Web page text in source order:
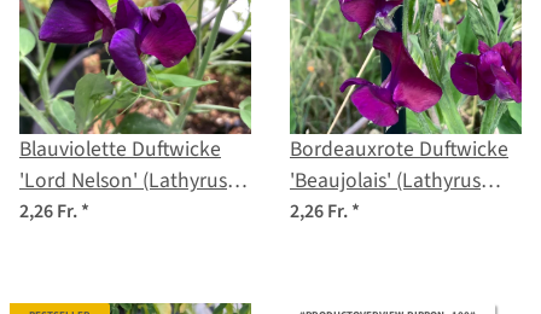
Blauviolette Duftwicke
'Lord Nelson' (Lathyrus
odoratus) Samen
2,26 Fr.*
Bordeauxrote Duftwicke
'Beaujolais' (Lathyrus
odoratus) Samen
2,26 Fr.*